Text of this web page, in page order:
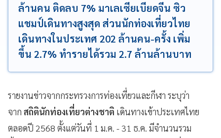
ล้านคน ติดลบ 7% มาเลเซียเบียดจีน ซิว
แชมป์เดินทางสูงสุด ส่วนนักท่องเที่ยวไทย
เดินทางในประเทศ 202 ล้านคน-ครั้ง เพิ่ม
ขึ้น 2.7% ทำรายได้รวม 2.7 ล้านล้านบาท
รายงานข่าวจากกระทรวงการท่องเที่ยวและกีฬา ระบุว่า
จาก สถิตินักท่องเที่ยวต่างชาติ เดินทางเข้าประเทศไทย
ตลอดปี 2568 ตั้งแต่วันที่ 1 ม.ค. - 31 ธ.ค. มีจำนวนรวม